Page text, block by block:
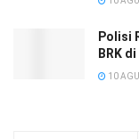
Polisi
BRK
10